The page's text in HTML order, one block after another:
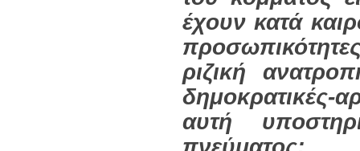
έχουν κατά
ριζική
δημοκρατικές-
αυτή